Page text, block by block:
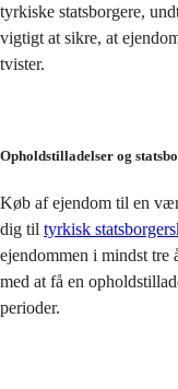
tyrkiske statsborgere,
vigtigt at sikre, at
tvister.
Opholdstilladelser og
Køb af ejendom til en
dig til tyrkisk
ejendommen i mindst
med at få en
perioder.